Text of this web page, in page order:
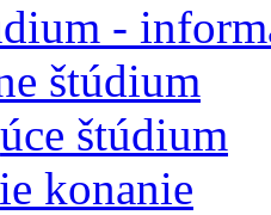
-
štúdium
štúdium
konanie